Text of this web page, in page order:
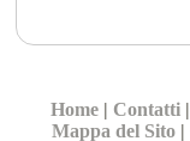
Home | Contatti |
Mappa del Sito |